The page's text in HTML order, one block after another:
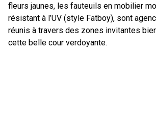
fleurs jaunes, les fauteuils en mobilier
résistant à l’UV (style Fatboy), sont
réunis à travers des zones invitantes
cette belle cour verdoyante.